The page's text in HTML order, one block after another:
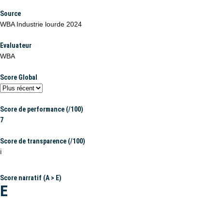
Source
WBA Industrie lourde 2024
Evaluateur
WBA
Score Global
Score de performance (/100)
7
Score de transparence (/100)
ℹ️
Score narratif (A > E)
E